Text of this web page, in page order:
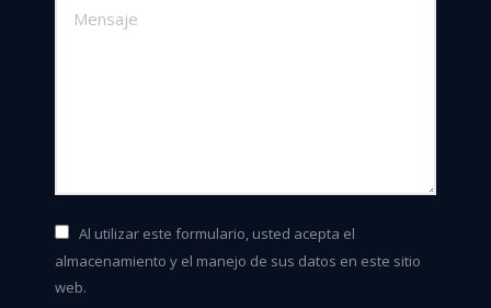
Mensaje
Al utilizar este formulario, usted acepta el
almacenamiento y el manejo de sus datos en este sitio
web.